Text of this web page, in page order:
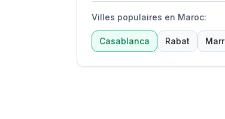
Villes populaires en Maroc:
Casablanca Rabat